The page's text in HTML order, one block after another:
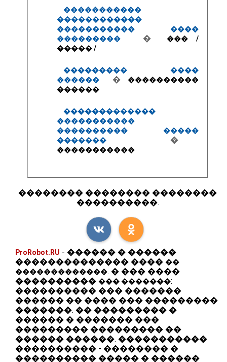
�����������
������������
����������� ����
���������
�
��� /
����� /
��������� ����
������
�
����������
������
�������������
�����������
���������� �����
�������
�
�����������
�������� �������� ��������
����������.
ProRobot.RU - ������ � ������
�������������� ������
�������������. � ��� ����
������������� �������:
���������� ��� �������
������ �� ���� ��� ���������
�������. �� ��������� �
������ � ������� ���
��������� ��������� ��
������ ������. �����������
���������� - �������� �
���������� ����� � ������